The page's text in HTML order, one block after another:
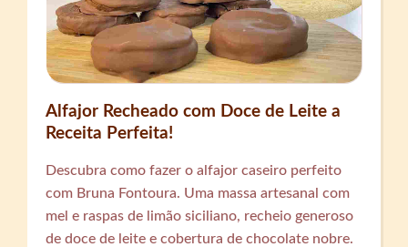
Alfajor Recheado com Doce de Leite a
Receita Perfeita!
Descubra como fazer o alfajor caseiro perfeito
com Bruna Fontoura. Uma massa artesanal com
mel e raspas de limão siciliano, recheio generoso
de doce de leite e cobertura de chocolate nobre.